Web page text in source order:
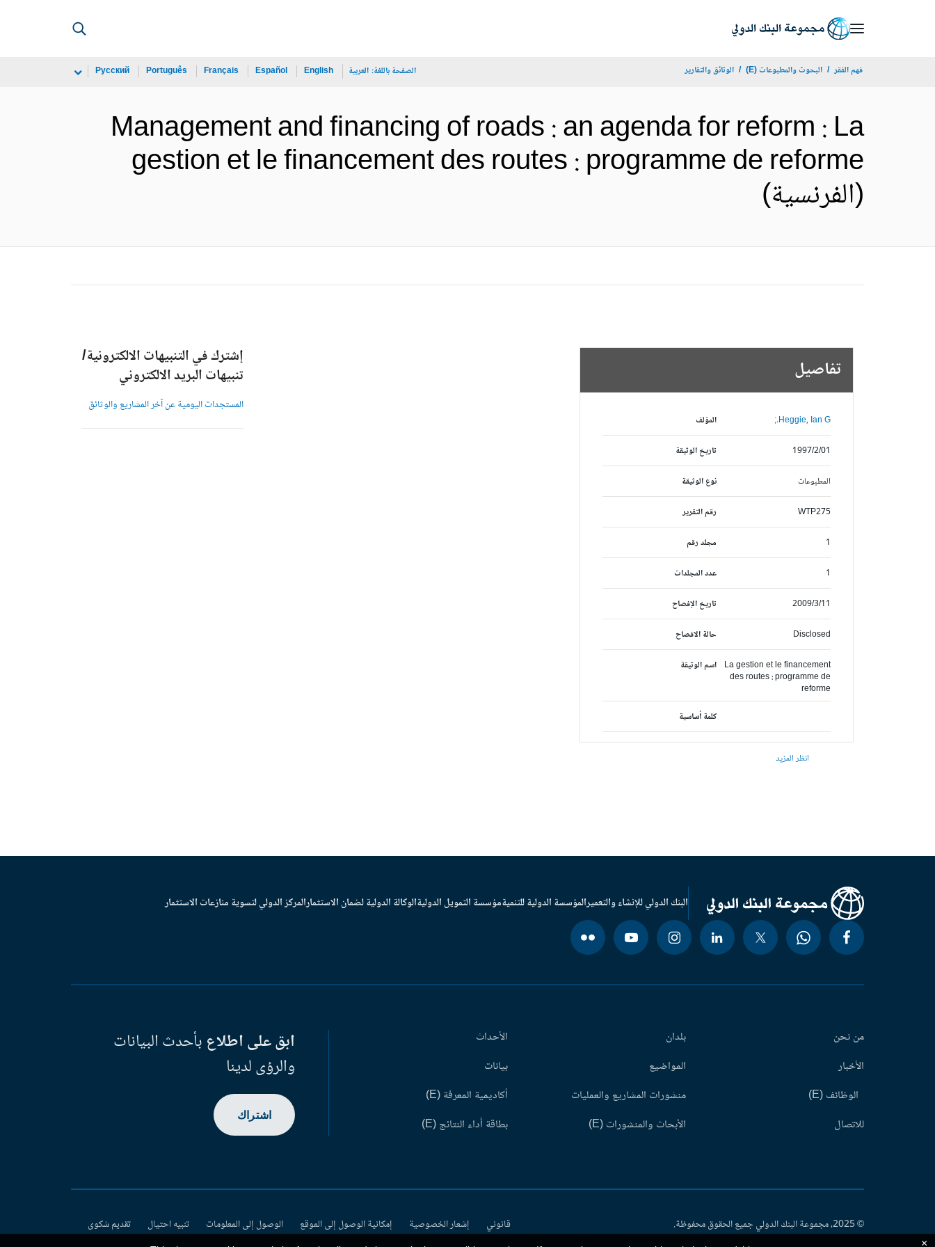
فهم الفقر البحوث والمطبوعات (E) الوثائق والتقارير الصفحة باللغة: العربية English
Español
Français
Português
Русский
Management and financing of roads : an agenda for reform : La
gestion et le financement des routes : programme de reforme
(الفرنسية)
تفاصيل
المؤلف Heggie, Ian G.;
تاريخ الوثيقة 1997/2/01
نوع الوثيقة المطبوعات
رقم التقرير WTP275
مجلد رقم 1
عدد المجلدات 1
تاريخ الإفصاح 2009/3/11
حالة الافصاح Disclosed
اسم الوثيقة La gestion et le financement
des routes : programme de
reforme
كلمة أساسية
انظر المزيد
إشترك في التنبيهات الالكترونية/
تنبيهات البريد الالكتروني
المستجدات اليومية عن آخر المشاريع والوثائق
البنك الدولي للإنشاء والتعميرالمؤسسة الدولية للتنميةمؤسسة التمويل الدوليةالوكالة الدولية لضمان الاستثمارالمركز الدولي لتسوية منازعات الاستثمار
من نحن
الأخبار
الوظائف (E)
للاتصال
بلدان
المواضيع
منشورات المشاريع والعمليات
الأبحاث والمنشورات (E)
الأحداث
بيانات
أكاديمية المعرفة (E)
بطاقة أداء النتائج (E)
ابق على اطلاعبأحدث البيانات
والرؤى لدينا
اشتراك
© 2025، مجموعة البنك الدولي جميع الحقوق محفوظة. قانوني إشعار الخصوصية إمكانية الوصول إلى الموقع الوصول إلى المعلومات تنبيه احتيال
تقديم شكوى